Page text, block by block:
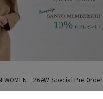
WOMEN｜26AW Special Pre Order